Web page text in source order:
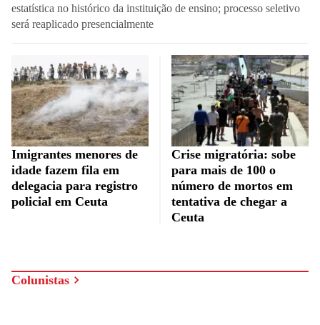
estatística no histórico da instituição de ensino; processo seletivo
será reaplicado presencialmente
Imigrantes menores de
idade fazem fila em
delegacia para registro
policial em Ceuta
Crise migratória: sobe
para mais de 100 o
número de mortos em
tentativa de chegar a
Ceuta
Colunistas